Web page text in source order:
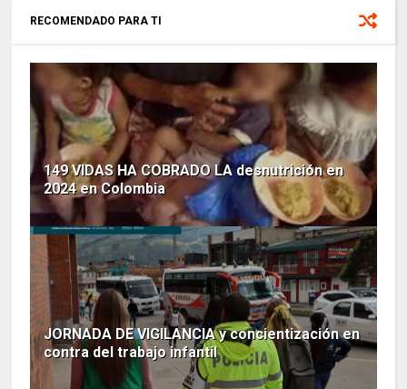
RECOMENDADO PARA TI
149 VIDAS HA COBRADO LA desnutrición en
2024 en Colombia
JORNADA DE VIGILANCIA y concientización en
contra del trabajo infantil